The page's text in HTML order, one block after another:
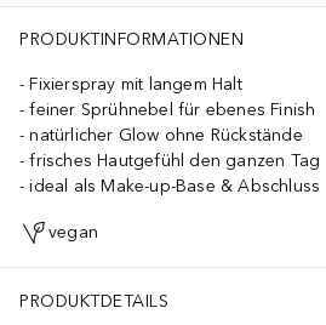
PRODUKTINFORMATIONEN
Fixierspray mit langem Halt
feiner Sprühnebel für ebenes Finish
natürlicher Glow ohne Rückstände
frisches Hautgefühl den ganzen Tag
ideal als Make-up-Base & Abschluss
vegan
PRODUKTDETAILS